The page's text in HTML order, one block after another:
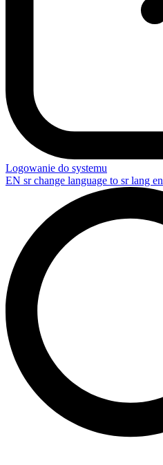
Logowanie do systemu
EN sr change language to sr lang en